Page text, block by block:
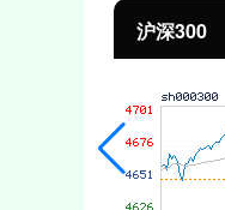
沪深300